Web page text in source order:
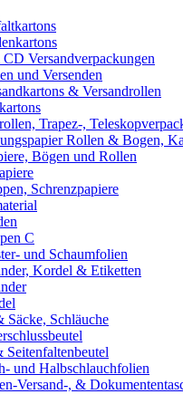
Versandverpackungen
und Versenden
& Versandrollen
Trapez-,
Rollen & Bogen,
Bögen und Rollen
Schrenzpapiere
C
und Schaumfolien
Kordel & Etiketten
Säcke, Schläuche
Seitenfaltenbeutel
und Halbschlauchfolien
Versand-, &